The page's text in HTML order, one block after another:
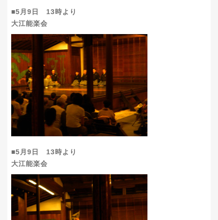
■5月9日 13時より
大江能楽会
■5月9日 13時より
大江能楽会